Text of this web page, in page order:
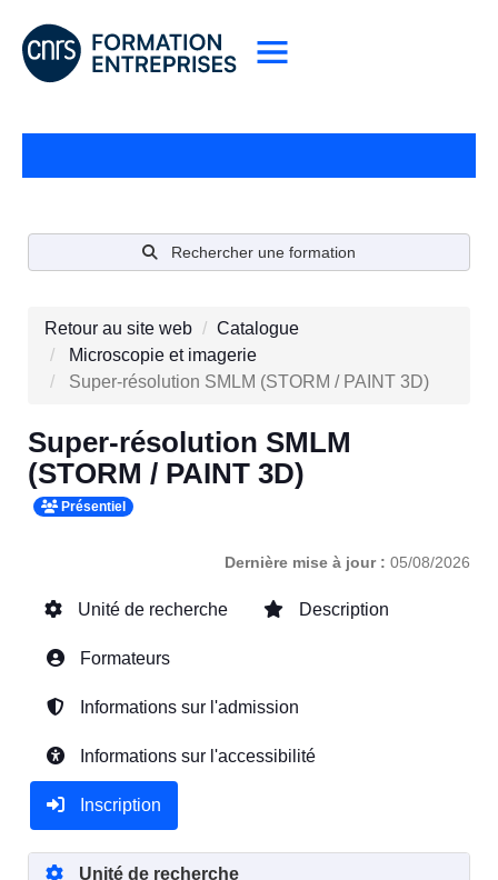
Rechercher une formation
Retour au site web
Catalogue
Microscopie et imagerie
Super-résolution SMLM (STORM / PAINT 3D)
Super-résolution SMLM
(STORM / PAINT 3D)
Présentiel
Dernière mise à jour : 05/08/2026
Unité de recherche Description
Formateurs
Informations sur l'admission
Informations sur l'accessibilité
Inscription
Unité de recherche